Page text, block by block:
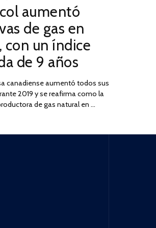
ON
2025
aumentó
de gas en
con un índice
de 9 años
canadiense aumentó todos sus
2019 y se reafirma como la
de gas natural en …